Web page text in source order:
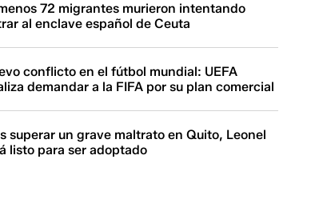
72 migrantes murieron intentando
al enclave español de Ceuta
conflicto en el fútbol mundial: UEFA
demandar a la FIFA por su plan comercial
superar un grave maltrato en Quito, Leonel
listo para ser adoptado